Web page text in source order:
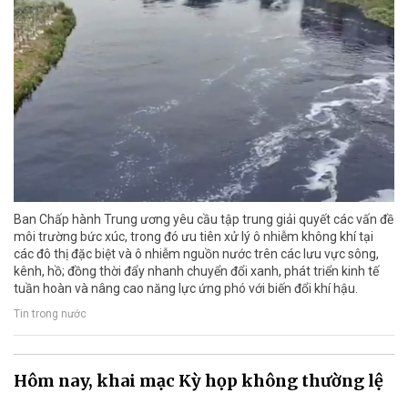
Ban Chấp hành Trung ương yêu cầu tập trung giải quyết các vấn đề
môi trường bức xúc, trong đó ưu tiên xử lý ô nhiễm không khí tại
các đô thị đặc biệt và ô nhiễm nguồn nước trên các lưu vực sông,
kênh, hồ; đồng thời đẩy nhanh chuyển đổi xanh, phát triển kinh tế
tuần hoàn và nâng cao năng lực ứng phó với biến đổi khí hậu.
Tin trong nước
Hôm nay, khai mạc Kỳ họp không thường lệ